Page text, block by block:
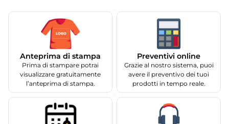
Anteprima di stampa
Prima di stampare potrai
visualizzare gratuitamente
l’anteprima di stampa.
Preventivi online
Grazie al nostro sistema, puoi
avere il preventivo dei tuoi
prodotti in tempo reale.